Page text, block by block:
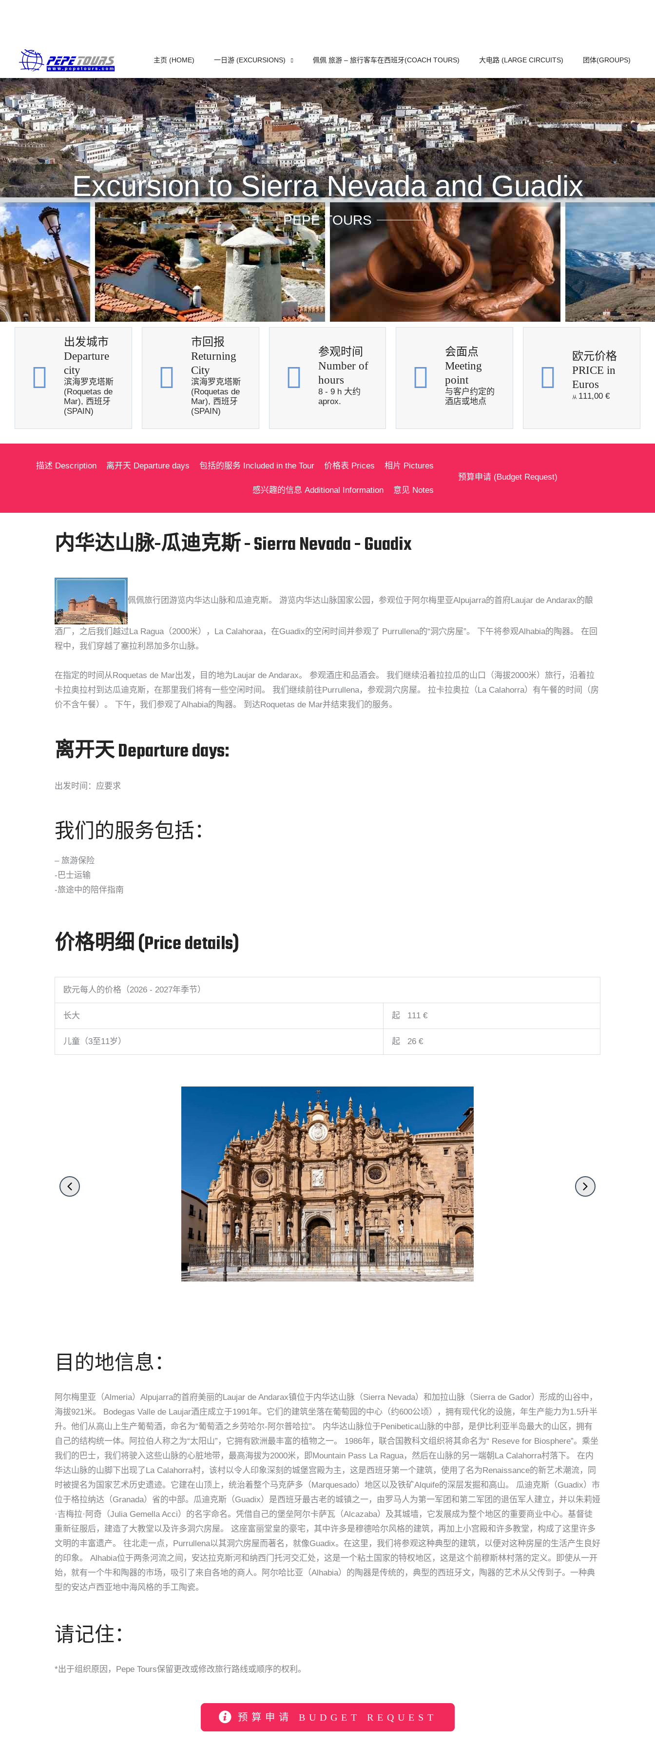
主页 (HOME) 一日游 (EXCURSIONS) 佩佩 旅游 – 旅行客车在西班牙(COACH TOURS) 大电路 (LARGE CIRCUITS) 团体(GROUPS)
Excursion to Sierra Nevada and Guadix
PEPE TOURS
出发城市
Departure
city
滨海罗克塔斯
(Roquetas de
Mar), 西班牙
(SPAIN)
市回报
Returning
City
滨海罗克塔斯
(Roquetas de
Mar), 西班牙
(SPAIN)
参观时间
Number of
hours
8 - 9 h 大约
aprox.
会面点
Meeting
point
与客户约定的
酒店或地点
欧元价格
PRICE in
Euros
111,00€
描述 Description 离开天 Departure days 包括的服务 Included in the Tour 价格表 Prices 相片 Pictures
感兴趣的信息 Additional Information 意见 Notes
预算申请 (Budget Request)
内华达山脉-瓜迪克斯 - Sierra Nevada - Guadix
佩佩旅行团游览内华达山脉和瓜迪克斯。 游览内华达山脉国家公园，参观位于阿尔梅里亚Alpujarra的首府Laujar de Andarax的酿
酒厂，之后我们越过La Ragua（2000米），La Calahoraa，在Guadix的空闲时间并参观了 Purrullena的“洞穴房屋”。 下午将参观Alhabia的陶器。 在回
程中，我们穿越了塞拉利昂加多尔山脉。
在指定的时间从Roquetas de Mar出发，目的地为Laujar de Andarax。 参观酒庄和品酒会。 我们继续沿着拉拉瓜的山口（海拔2000米）旅行，沿着拉
卡拉奥拉村到达瓜迪克斯，在那里我们将有一些空闲时间。 我们继续前往Purrullena，参观洞穴房屋。 拉卡拉奥拉（La Calahorra）有午餐的时间（房
价不含午餐）。 下午，我们参观了Alhabia的陶器。 到达Roquetas de Mar并结束我们的服务。
离开天 Departure days:
出发时间：应要求
我们的服务包括：
– 旅游保险
-巴士运输
-旅途中的陪伴指南
价格明细 (Price details)
欧元每人的价格（2026 - 2027年季节）
长大 起 111 €
儿童（3至11岁） 起 26 €
目的地信息：
阿尔梅里亚（Almeria）Alpujarra的首府美丽的Laujar de Andarax镇位于内华达山脉（Sierra Nevada）和加拉山脉（Sierra de Gador）形成的山谷中，
海拔921米。 Bodegas Valle de Laujar酒庄成立于1991年。它们的建筑坐落在葡萄园的中心（约600公顷），拥有现代化的设施，年生产能力为1.5升半
升。他们从高山上生产葡萄酒，命名为“葡萄酒之乡劳哈尔-阿尔普哈拉”。 内华达山脉位于Penibetica山脉的中部，是伊比利亚半岛最大的山区，拥有
自己的结构统一体。阿拉伯人称之为“太阳山”，它拥有欧洲最丰富的植物之一。 1986年，联合国教科文组织将其命名为“ Reseve for Biosphere”。乘坐
我们的巴士，我们将驶入这些山脉的心脏地带，最高海拔为2000米，即Mountain Pass La Ragua，然后在山脉的另一端朝La Calahorra村落下。 在内
华达山脉的山脚下出现了La Calahorra村，该村以令人印象深刻的城堡宫殿为主，这是西班牙第一个建筑，使用了名为Renaissance的新艺术潮流，同
时被提名为国家艺术历史遗迹。它建在山顶上，统治着整个马克萨多（Marquesado）地区以及铁矿Alquife的深层发掘和高山。 瓜迪克斯（Guadix）市
位于格拉纳达（Granada）省的中部。瓜迪克斯（Guadix）是西班牙最古老的城镇之一，由罗马人为第一军团和第二军团的退伍军人建立，并以朱莉娅
·吉梅拉·阿奇（Julia Gemella Acci）的名字命名。凭借自己的堡垒阿尔卡萨瓦（Alcazaba）及其城墙，它发展成为整个地区的重要商业中心。基督徒
重新征服后，建造了大教堂以及许多洞穴房屋。 这座富丽堂皇的豪宅，其中许多是穆德哈尔风格的建筑，再加上小宫殿和许多教堂，构成了这里许多
文明的丰富遗产。 往北走一点，Purrullena以其洞穴房屋而著名，就像Guadix。在这里，我们将参观这种典型的建筑，以便对这种房屋的生活产生良好
的印象。 Alhabia位于两条河流之间，安达拉克斯河和纳西门托河交汇处，这是一个粘土国家的特权地区，这是这个前穆斯林村落的定义。即使从一开
始，就有一个牛和陶器的市场，吸引了来自各地的商人。阿尔哈比亚（Alhabia）的陶器是传统的，典型的西班牙文，陶器的艺术从父传到子。一种典
型的安达卢西亚地中海风格的手工陶瓷。
请记住：
*出于组织原因，Pepe Tours保留更​​改或修改旅行路线或顺序的权利。
预算申请 BUDGET REQUEST